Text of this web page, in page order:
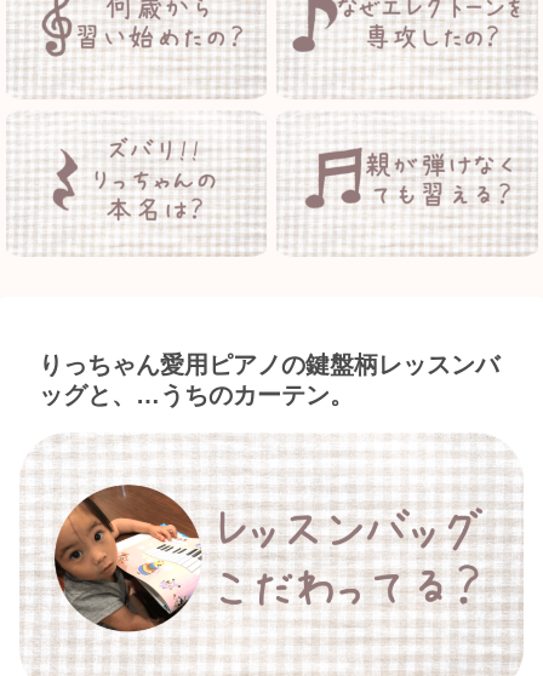
りっちゃん愛用ピアノの鍵盤柄レッスンバ
ッグと、…うちのカーテン。